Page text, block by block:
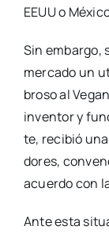
EEUU o
Sin embar­go,
mer­ca­do un
bro­so al
inven­tor y
te, reci­bió
do­res,
acuer­do con
Ante esta